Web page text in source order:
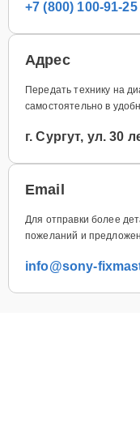
+7 (800) 100-91-25
Адрес
Передать технику на
самостоятельно в
г. Сургут, ул. 30
Email
Для отправки более
пожеланий и
info@sony-